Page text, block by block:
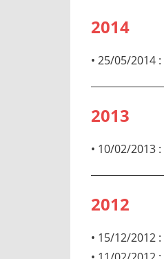
2014
• 25/05/2014 :
2013
• 10/02/2013 :
2012
• 15/12/2012 :